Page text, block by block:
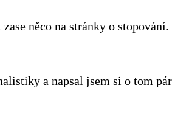
něco na stránky o stopování.
a napsal jsem si o tom pár